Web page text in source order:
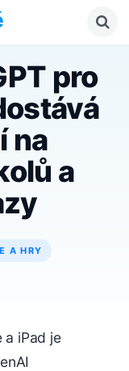
pro
na
a
A HRY
a iPad je